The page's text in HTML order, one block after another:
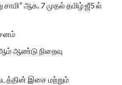
ஆக. 7 முதல் தமிழ் ஜீ5 ல்
ஆண்டு நிறைவு
இசை மற்றும்